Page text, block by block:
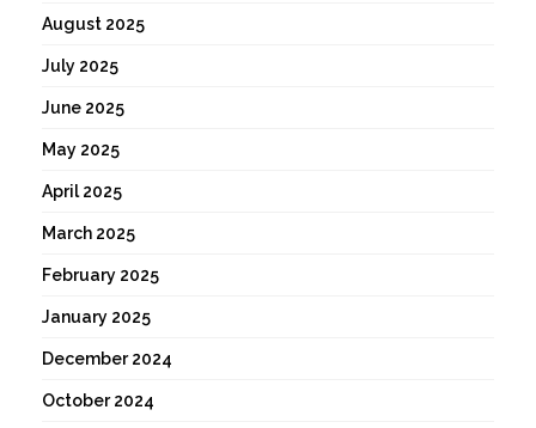
August 2025
July 2025
June 2025
May 2025
April 2025
March 2025
February 2025
January 2025
December 2024
October 2024